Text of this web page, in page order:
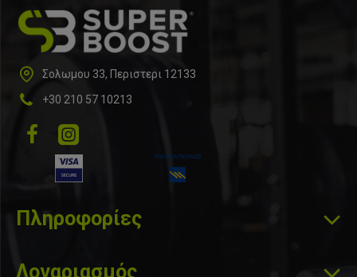
Σολωμου 33, Περιστερι 12133
+30 210 57 10213
Πληροφορίες
Λογαριασμός